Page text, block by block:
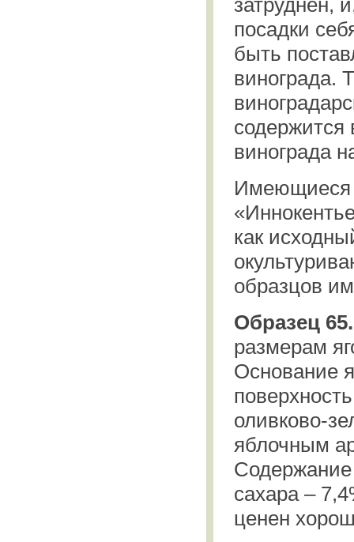
затруднен,
посадки
быть
винограда.
содержится
винограда
как
образцов
Образец 65.
размерам
Основание
оливково-
яблочным
Содержание
сахара –
ценен